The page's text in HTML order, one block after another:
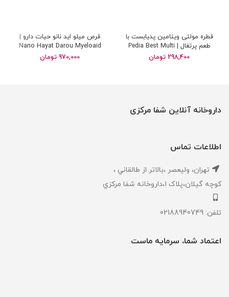
قطره مولتی ویتامین پدیابست با
طعم پرتغال | Pedia Best Multi
Vitamin Drops
298,400 تومان
قرص میلو اید نانو حیات دارو |
Nano Hayat Darou Myeloaid
970,000 تومان
داروخانه آنلاین شفا مرکزی
اطلاعات تماس
تهران، ‎وليعصر ،بالاتر از طالقاني ،
كوچه گيلان،پلاک ۱،داروخانه شفا مركزي
تلفن: 02188940749
اعتماد شما، سرمایه ماست